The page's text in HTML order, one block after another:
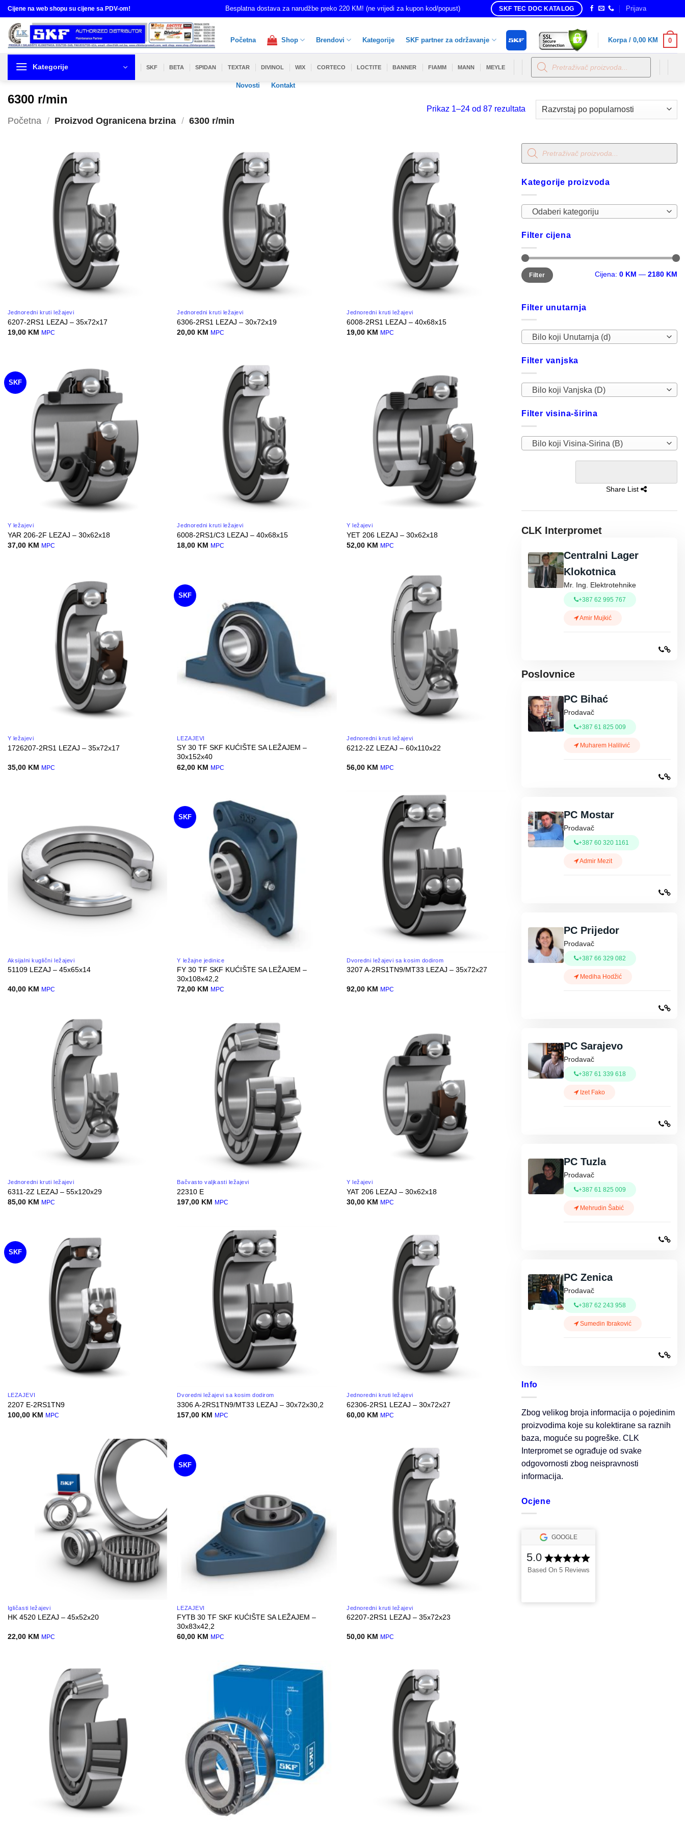
Skip
to
content
Cijene na web shopu su cijene sa PDV-om! Besplatna dostava za narudžbe preko 220 KM! (ne vrijedi za kupon kod/popust) SKF TEC DOC KATALOG Prijava
Početna Shop Brendovi Kategorije SKF partner za održavanje
Novosti Kontakt
Korpa / 0,00 KM 0
Kategorije SKF BETA SPIDAN TEXTAR DIVINOL WIX CORTECO LOCTITE BANNER FIAMM MANN MEYLE
Products
search
6300 r/min
Početna / Proizvod Ogranicena brzina / 6300 r/min
Prikaz 1–24 od 87 rezultataSorted
Jednoredni kruti ležajevi
6207-2RS1 LEZAJ – 35x72x17
19,00 KM MPC
Jednoredni kruti ležajevi
6306-2RS1 LEZAJ – 30x72x19
20,00 KM MPC
Jednoredni kruti ležajevi
6008-2RS1 LEZAJ – 40x68x15
19,00 KM MPC
SKF
Y ležajevi
YAR 206-2F LEZAJ – 30x62x18
37,00 KM MPC
Jednoredni kruti ležajevi
6008-2RS1/C3 LEZAJ – 40x68x15
18,00 KM MPC
Y ležajevi
YET 206 LEZAJ – 30x62x18
52,00 KM MPC
Y ležajevi
1726207-2RS1 LEZAJ – 35x72x17
35,00 KM MPC
SKF
LEŽAJEVI
SY 30 TF SKF KUĆIŠTE SA LEŽAJEM –
30x152x40
62,00 KM MPC
Jednoredni kruti ležajevi
6212-2Z LEZAJ – 60x110x22
56,00 KM MPC
Aksijalni kuglični ležajevi
51109 LEZAJ – 45x65x14
40,00 KM MPC
SKF
Y ležajne jedinice
FY 30 TF SKF KUĆIŠTE SA LEŽAJEM –
30x108x42,2
72,00 KM MPC
Dvoredni ležajevi sa kosim dodirom
3207 A-2RS1TN9/MT33 LEZAJ – 35x72x27
92,00 KM MPC
Jednoredni kruti ležajevi
6311-2Z LEZAJ – 55x120x29
85,00 KM MPC
Bačvasto valjkasti ležajevi
22310 E
197,00 KM MPC
Y ležajevi
YAT 206 LEZAJ – 30x62x18
30,00 KM MPC
SKF
LEŽAJEVI
2207 E-2RS1TN9
100,00 KM MPC
Dvoredni ležajevi sa kosim dodirom
3306 A-2RS1TN9/MT33 LEZAJ – 30x72x30,2
157,00 KM MPC
Jednoredni kruti ležajevi
62306-2RS1 LEZAJ – 30x72x27
60,00 KM MPC
Igličasti ležajevi
HK 4520 LEZAJ – 45x52x20
22,00 KM MPC
SKF
LEŽAJEVI
FYTB 30 TF SKF KUĆIŠTE SA LEŽAJEM –
30x83x42,2
60,00 KM MPC
Jednoredni kruti ležajevi
62207-2RS1 LEZAJ – 35x72x23
50,00 KM MPC
Products
search
Kategorije proizvoda
Odaberi kategoriju
Filter cijena
Minimalna
cijena
Maksimalna
cijena
Filter Cijena: 0 KM — 2180 KM
Filter unutarnja
Bilo koji Unutarnja (d)
Filter vanjska
Bilo koji Vanjska (D)
Filter visina-širina
Bilo koji Visina-Sirina (B)
Share List
CLK Interpromet
Centralni Lager
Klokotnica
Mr. Ing. Elektrotehnike
+387 62 995 767
Amir Mujkić
Poslovnice
PC Bihać
Prodavač
+387 61 825 009
Muharem Halilivić
PC Mostar
Prodavač
+387 60 320 1161
Admir Mezit
PC Prijedor
Prodavač
+387 66 329 082
Mediha Hodžić
PC Sarajevo
Prodavač
+387 61 339 618
Izet Fako
PC Tuzla
Prodavač
+387 61 825 009
Mehrudin Šabić
PC Zenica
Prodavač
+387 62 243 958
Sumedin Ibraković
Info
Zbog velikog broja informacija o pojedinim
proizvodima koje su kolektirane sa raznih
baza, moguće su pogreške. CLK
Interpromet se ograđuje od svake
odgovornosti zbog neispravnosti
informacija.
Ocjene
GOOGLE
5.0
Based On 5 Reviews